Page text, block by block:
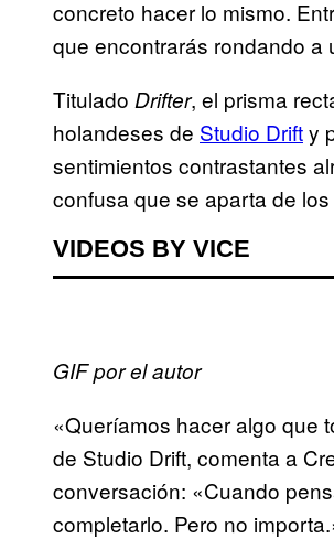
concreto hacer lo mismo.
que encontrarás rondando a
Titulado Drifter, el prisma
holandeses de Studio Drifty
sentimientos contrastantes
confusa que se aparta de
VIDEOS BY VICE
GIF por el autor
«Queríamos hacer algo que
de Studio Drift, comenta a
conversación: «Cuando
completarlo. Pero no